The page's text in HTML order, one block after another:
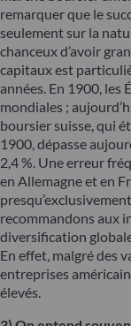
remarquer que le
seulement sur la
chanceux d’avoir
capitaux est
années. En 1900, les
mondiales ;
boursier suisse, qui
1900, dépasse
2,4 %. Une erreur
en Allemagne et en
recommandons aux
diversification
En effet, malgré des
entreprises
élevés.